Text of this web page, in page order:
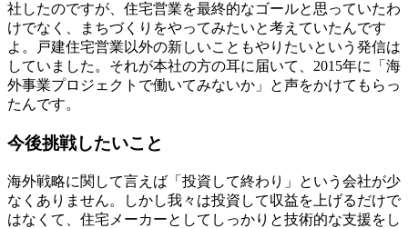
社したのですが、住宅営業を最終的なゴールと思っていたわ
けでなく、まちづくりをやってみたいと考えていたんです
よ。戸建住宅営業以外の新しいこともやりたいという発信は
していました。それが本社の方の耳に届いて、2015年に「海
外事業プロジェクトで働いてみないか」と声をかけてもらっ
たんです。
今後挑戦したいこと
海外戦略に関して言えば「投資して終わり」という会社が少
なくありません。しかし我々は投資して収益を上げるだけで
はなくて、住宅メーカーとしてしっかりと技術的な支援をし